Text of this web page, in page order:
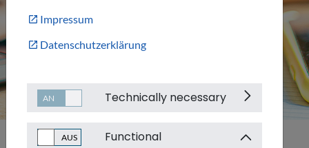
Impressum
Datenschutzerklärung
Technically necessary
Functional